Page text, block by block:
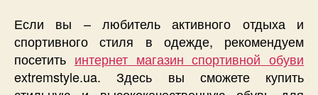
Если вы – любитель активного отдыха и
спортивного стиля в одежде, рекомендуем
посетить интернет магазин спортивной обуви
extremstyle.ua. Здесь вы сможете купить